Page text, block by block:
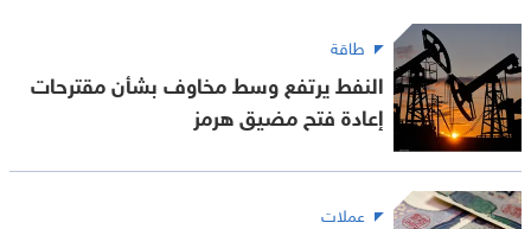
طاقة
النفط يرتفع وسط مخاوف بشأن مقترحات
إعادة فتح مضيق هرمز
عملات